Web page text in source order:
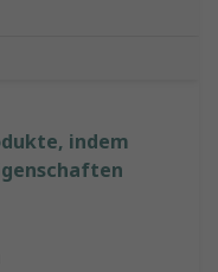
indem